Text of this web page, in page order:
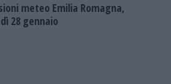
meteo Emilia Romagna,
28 gennaio